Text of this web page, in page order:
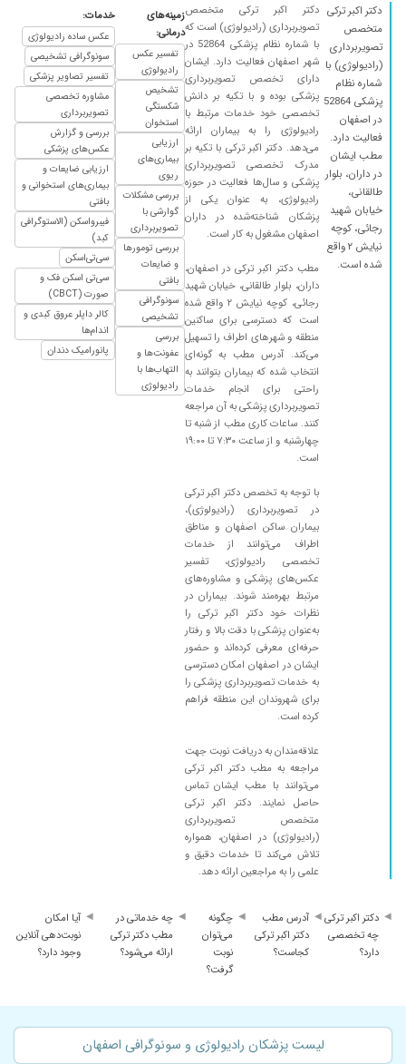
دکتر اکبر ترکی
متخصص
تصویربرداری
(رادیولوژی) با
شماره نظام
پزشکی 52864
در اصفهان
فعالیت دارد.
مطب ایشان
در داران، بلوار
طالقانی،
خیابان شهید
رجائی، کوچه
نیایش ۲ واقع
شده است.
دکتر اکبر ترکی متخصص
تصویربرداری (رادیولوژی) است که
با شماره نظام پزشکی 52864 در
شهر اصفهان فعالیت دارد. ایشان
دارای تخصص تصویربرداری
پزشکی بوده و با تکیه بر دانش
تخصصی خود خدمات مرتبط با
رادیولوژی را به بیماران ارائه
می‌دهد. دکتر اکبر ترکی با تکیه بر
مدرک تخصصی تصویربرداری
پزشکی و سال‌ها فعالیت در حوزه
رادیولوژی، به عنوان یکی از
پزشکان شناخته‌شده در داران
اصفهان مشغول به کار است.
مطب دکتر اکبر ترکی در اصفهان،
داران، بلوار طالقانی، خیابان شهید
رجائی، کوچه نیایش ۲ واقع شده
است که دسترسی برای ساکنین
منطقه و شهرهای اطراف را تسهیل
می‌کند. آدرس مطب به گونه‌ای
انتخاب شده که بیماران بتوانند به
راحتی برای انجام خدمات
تصویربرداری پزشکی به آن مراجعه
کنند. ساعات کاری مطب از شنبه تا
چهارشنبه و از ساعت ۷:۳۰ تا ۱۹:۰۰
است.
با توجه به تخصص دکتر اکبر ترکی
در تصویربرداری (رادیولوژی)،
بیماران ساکن اصفهان و مناطق
اطراف می‌توانند از خدمات
تخصصی رادیولوژی، تفسیر
عکس‌های پزشکی و مشاوره‌های
مرتبط بهره‌مند شوند. بیماران در
نظرات خود دکتر اکبر ترکی را
به‌عنوان پزشکی با دقت بالا و رفتار
حرفه‌ای معرفی کرده‌اند و حضور
ایشان در اصفهان امکان دسترسی
به خدمات تصویربرداری پزشکی را
برای شهروندان این منطقه فراهم
کرده است.
علاقه‌مندان به دریافت نوبت جهت
مراجعه به مطب دکتر اکبر ترکی
می‌توانند با مطب ایشان تماس
حاصل نمایند. دکتر اکبر ترکی
متخصص تصویربرداری
(رادیولوژی) در اصفهان، همواره
تلاش می‌کند تا خدمات دقیق و
علمی را به مراجعین ارائه دهد.
زمینه‌های
درمانی:
تفسیر عکس
رادیولوژی
تشخیص
شکستگی
استخوان
ارزیابی
بیماری‌های
ریوی
بررسی مشکلات
گوارشی با
تصویربرداری
بررسی تومورها
و ضایعات
بافتی
سونوگرافی
تشخیصی
بررسی
عفونت‌ها و
التهاب‌ها با
رادیولوژی
خدمات:
عکس ساده رادیولوژی
سونوگرافی تشخیصی
تفسیر تصاویر پزشکی
مشاوره تخصصی
تصویربرداری
بررسی و گزارش
عکس‌های پزشکی
ارزیابی ضایعات و
بیماری‌های استخوانی و
بافتی
فیبرواسکن (الاستوگرافی
کبد)
سی‌تی‌اسکن
سی‌تی اسکن فک و
صورت (CBCT)
کالر داپلر عروق کبدی و
اندام‌ها
پانورامیک دندان
دکتر اکبر ترکی
چه تخصصی
دارد؟
آدرس مطب
دکتر اکبر ترکی
کجاست؟
چگونه
می‌توان
نوبت
گرفت؟
چه خدماتی در
مطب دکتر ترکی
ارائه می‌شود؟
آیا امکان
نوبت‌دهی آنلاین
وجود دارد؟
لیست پزشکان رادیولوژی و سونوگرافی اصفهان